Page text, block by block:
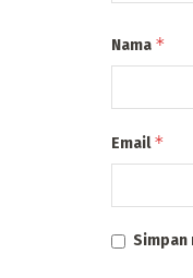
Nama *
Email*
Simpan